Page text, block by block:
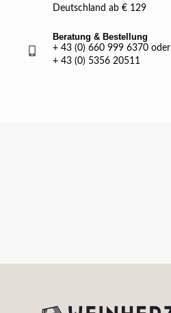
Deutschland ab € 129
Beratung & Bestellung
+ 43 (0) 660 999 6370 oder
+ 43 (0) 5356 20511